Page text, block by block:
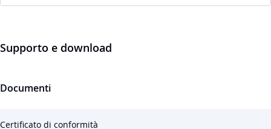
Supporto e download
Documenti
Certificato di conformità